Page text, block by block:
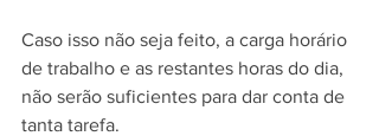
Caso isso não seja feito, a carga horário
de trabalho e as restantes horas do dia,
não serão suficientes para dar conta de
tanta tarefa.